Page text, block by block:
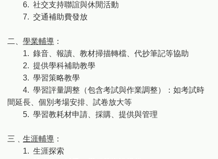
6. 社交支持聯誼與休閒活動
7. 交通補助費發放
二、 學業輔導 ：
1. 錄音、報讀、教材掃描轉檔、代抄筆記等協助
2. 提供學科補助教學
3. 學習策略教學
4. 學習評量調整（包含考試與作業調整）：如考試時
間延長、個別考場安排、試卷放大等
5. 學習教耗材申請、採購、提供與管理
三﹑ 生涯輔導 ：
1. 生涯探索